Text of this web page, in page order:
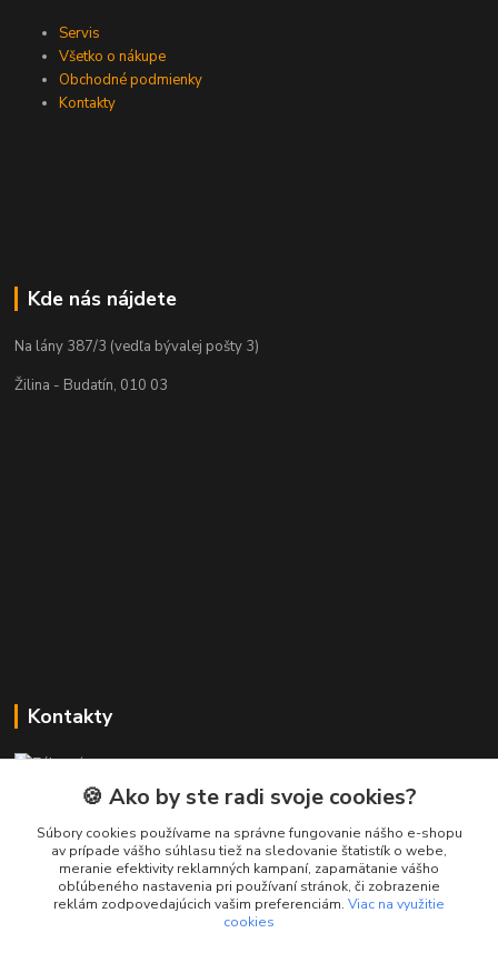
Servis
Všetko o nákupe
Obchodné podmienky
Kontakty
Kde nás nájdete
Na lány 387/3 (vedľa bývalej pošty 3)
Žilina - Budatín, 010 03
Kontakty
+421 911 010 560
Po-Pia, 13-17 hod.
info@presmartfon.sk
🍪 Ako by ste radi svoje cookies?
Súbory cookies používame na správne fungovanie nášho e-shopu
av prípade vášho súhlasu tiež na sledovanie štatistík o webe,
meranie efektivity reklamných kampaní, zapamätanie vášho
obľúbeného nastavenia pri používaní stránok, či zobrazenie
reklám zodpovedajúcich vašim preferenciám. Viac na využitie
cookies